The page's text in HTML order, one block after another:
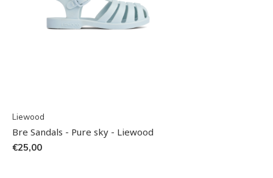
Liewood
Bre Sandals - Pure sky - Liewood
€25,00